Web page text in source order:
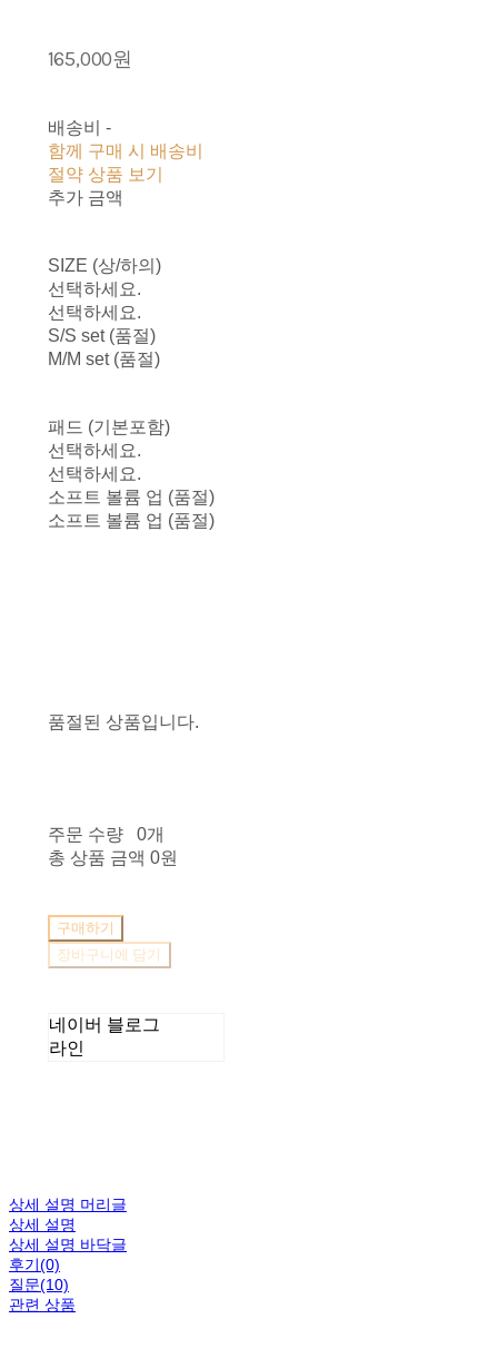
165,000원
배송비 -
함께 구매 시 배송비
절약 상품 보기
추가 금액
SIZE (상/하의)
선택하세요.
선택하세요.
S/S set (품절)
M/M set (품절)
패드 (기본포함)
선택하세요.
선택하세요.
소프트 볼륨 업 (품절)
소프트 볼륨 업 (품절)
품절된 상품입니다.
주문 수량
0개
총 상품 금액 0원
구매하기
장바구니에 담기
네이버 블로그
라인
상세 설명 머리글
상세 설명
상세 설명 바닥글
후기(0)
질문(10)
관련 상품